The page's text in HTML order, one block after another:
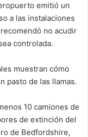
emitió un
a las instalaciones
no acudir
controlada.
muestran cómo
pasto de las llamas.
10 camiones de
de extinción del
de Bedfordshire,